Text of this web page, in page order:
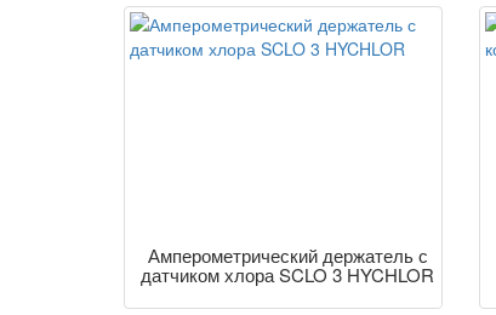
Амперометрический держатель с
датчиком хлора SCLO 3 HYCHLOR